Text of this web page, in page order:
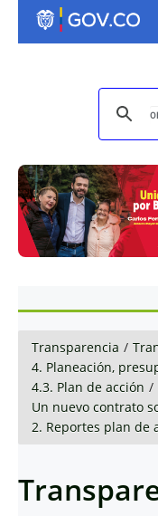
Transparencia /
4. Planeación,
4.3. Plan de acción /
Un nuevo contrato
2. Reportes plan de